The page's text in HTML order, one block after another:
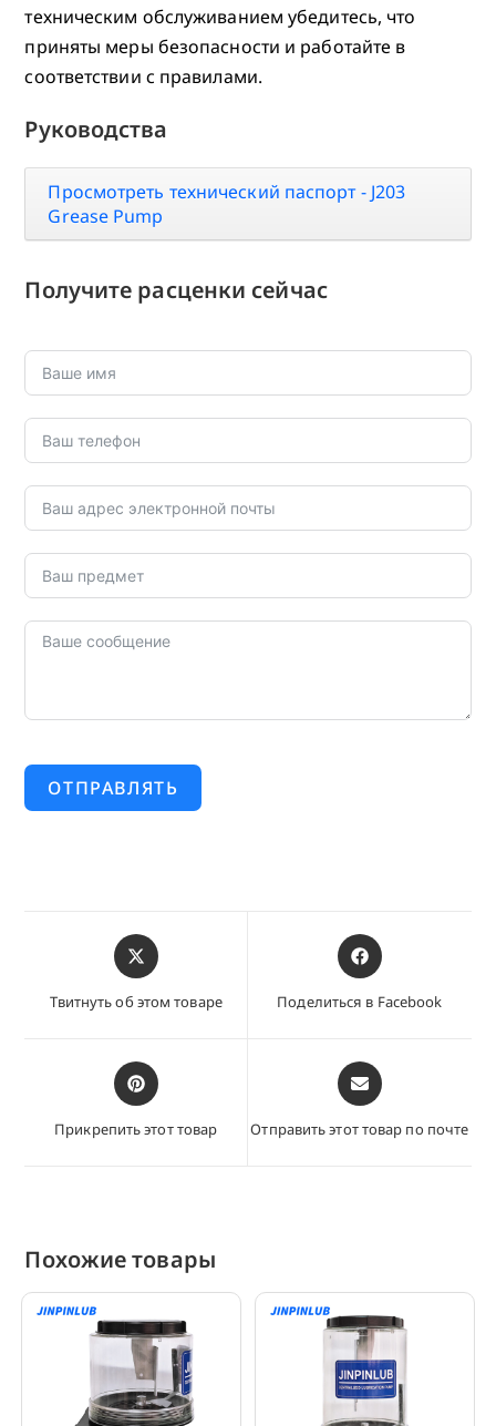
техническим обслуживанием убедитесь, что
приняты меры безопасности и работайте в
соответствии с правилами.
Руководства
Просмотреть технический паспорт - J203
Grease Pump
Получите расценки сейчас
ОТПРАВЛЯТЬ
Открывается
в
окне
Твитнуть об этом товаре
Открывается
в
окне
Поделиться в Facebook
Открывается
в
окне
Прикрепить этот товар
Открывается
в
окне
Отправить этот товар по почте
Похожие товары